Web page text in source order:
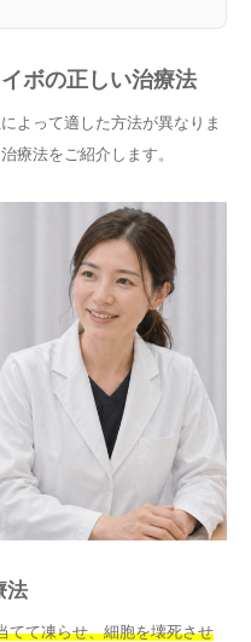
ボの正しい治療法
よって適した方法が異なりま
療法をご紹介します。
法
て凍らせ、細胞を壊死させ